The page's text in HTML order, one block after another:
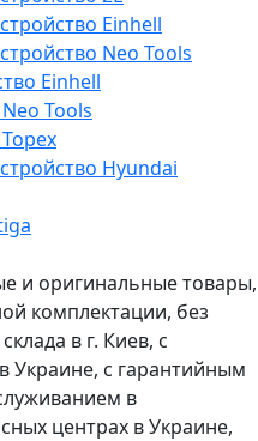
Einhell
Neo Tools
Einhell
Tools
Hyundai
и оригинальные товары,
комплектации, без
в г. Киев, с
Украине, с гарантийным
в
центрах в Украине,